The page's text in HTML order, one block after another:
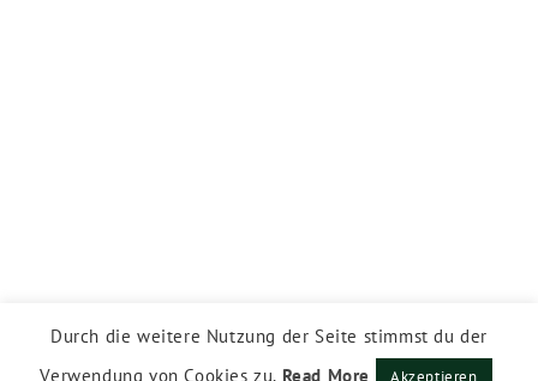
Durch die weitere Nutzung der Seite stimmst du der
Verwendung von Cookies zu. Read More Akzeptieren